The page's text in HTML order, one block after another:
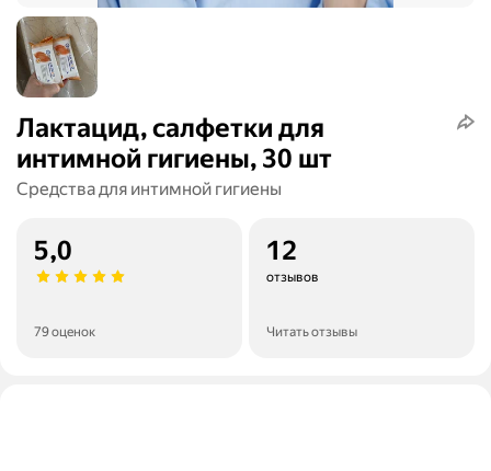
Лактацид, салфетки для
интимной гигиены, 30 шт
Средства для интимной гигиены
5,0
79 оценок
12
отзывов
Читать отзывы